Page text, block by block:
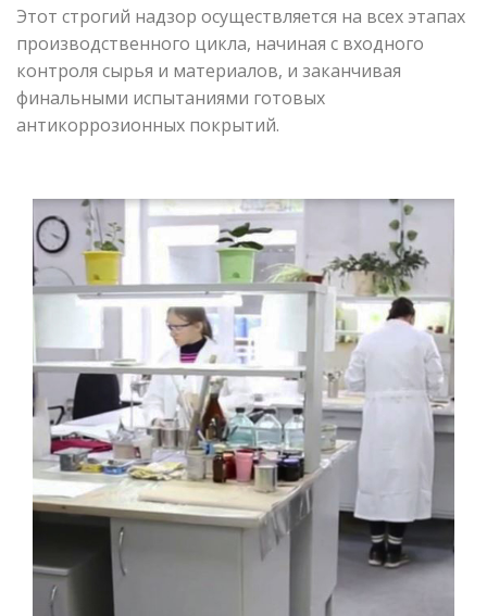
Этот строгий надзор осуществляется на всех этапах
производственного цикла, начиная с входного
контроля сырья и материалов, и заканчивая
финальными испытаниями готовых
антикоррозионных покрытий.